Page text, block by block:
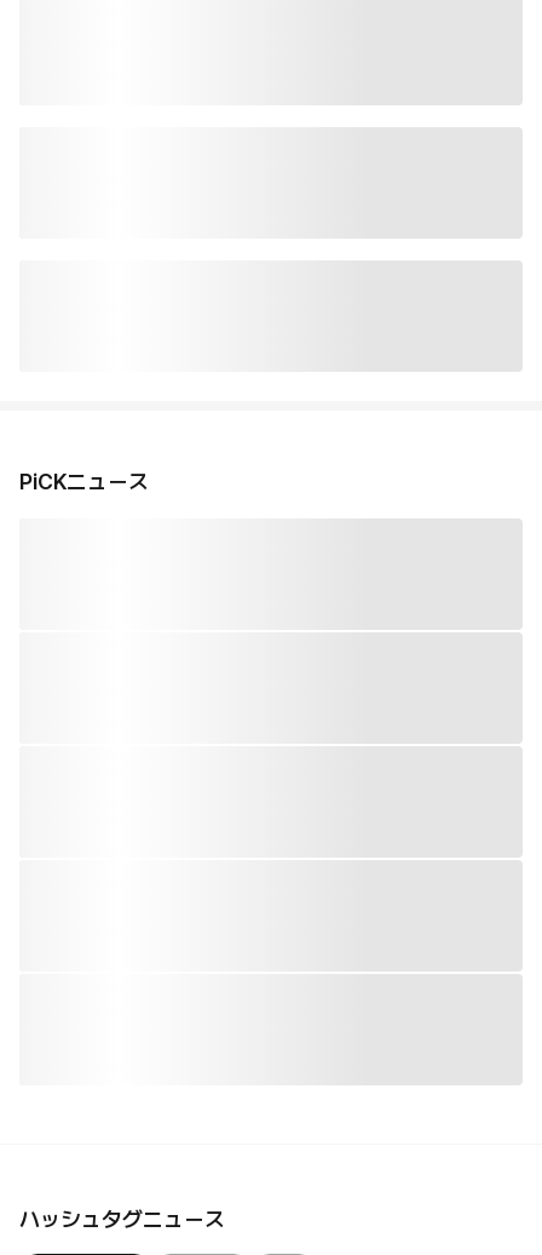
PiCKニュース
ハッシュタグニュース